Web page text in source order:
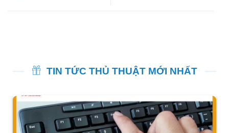
TIN TỨC THỦ THUẬT MỚI NHẤT